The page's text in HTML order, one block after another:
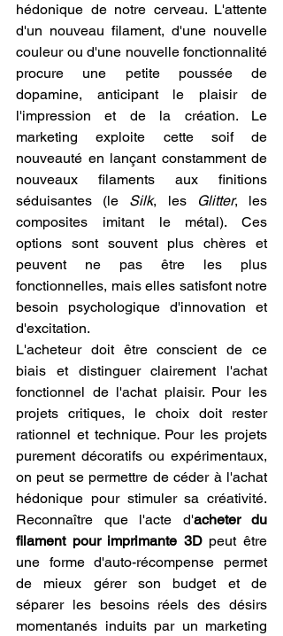
hédonique de notre cerveau. L'attente
d'un nouveau filament, d'une nouvelle
couleur ou d'une nouvelle fonctionnalité
procure une petite poussée de
dopamine, anticipant le plaisir de
l'impression et de la création. Le
marketing exploite cette soif de
nouveauté en lançant constamment de
nouveaux filaments aux finitions
séduisantes (le Silk, les Glitter, les
composites imitant le métal). Ces
options sont souvent plus chères et
peuvent ne pas être les plus
fonctionnelles, mais elles satisfont notre
besoin psychologique d'innovation et
d'excitation.
L'acheteur doit être conscient de ce
biais et distinguer clairement l'achat
fonctionnel de l'achat plaisir. Pour les
projets critiques, le choix doit rester
rationnel et technique. Pour les projets
purement décoratifs ou expérimentaux,
on peut se permettre de céder à l'achat
hédonique pour stimuler sa créativité.
Reconnaître que l'acte d'acheter du
filament pour imprimante 3D peut être
une forme d'auto-récompense permet
de mieux gérer son budget et de
séparer les besoins réels des désirs
momentanés induits par un marketing